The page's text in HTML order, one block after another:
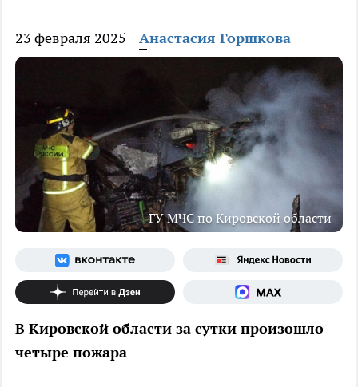
23 февраля 2025 Анастасия Горшкова
ГУ МЧС по Кировской области
В Кировской области за сутки произошло
четыре пожара